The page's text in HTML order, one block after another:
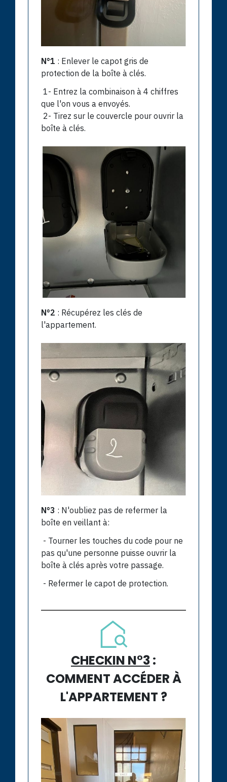
N°1 : Enlever le capot gris de
protection de la boîte à clés.
1- Entrez la combinaison à 4 chiffres
que l'on vous a envoyés.
2- Tirez sur le couvercle pour ouvrir la
boîte à clés.
N°2 : Récupérez les clés de
l'appartement.
N°3 : N'oubliez pas de refermer la
boîte en veillant à:
- Tourner les touches du code pour ne
pas qu'une personne puisse ouvrir la
boîte à clés après votre passage.
- Refermer le capot de protection.
CHECKIN N°3:
COMMENT ACCÉDER À
L'APPARTEMENT ?